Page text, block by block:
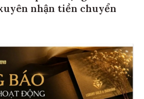
nhận tiền chuyển